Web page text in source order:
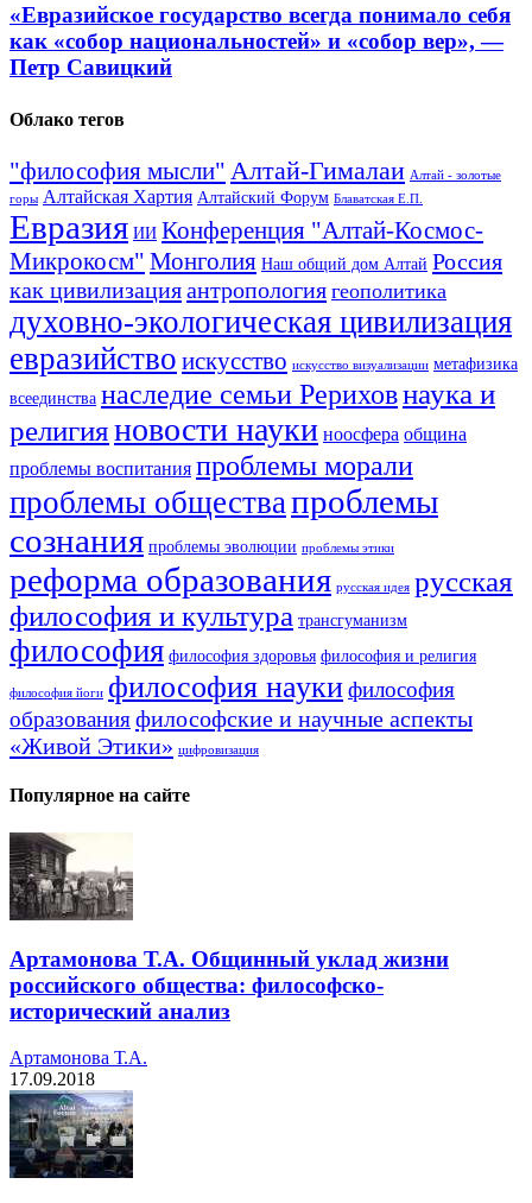
«Евразийское государство всегда понимало себя
как «собор национальностей» и «собор вер», —
Петр Савицкий
Облако тегов
"философия мысли" Алтай-Гималаи Алтай - золотые
горы Алтайская Хартия Алтайский Форум Блаватская Е.П.
Евразия ИИ Конференция "Алтай-Космос-
Микрокосм" Монголия Наш общий дом Алтай Россия
как цивилизацияантропология геополитика
духовно-экологическая цивилизация
евразийство искусство искусство визуализации метафизика
всеединства наследие семьи Рериховнаука и
религияновости науки ноосфера община
проблемы воспитания проблемы морали
проблемы обществапроблемы
сознания проблемы эволюции проблемы этики
реформа образования русская идея русская
философия и культура трансгуманизм
философия философия здоровья философия и религия
философия йоги философия наукифилософия
образованияфилософские и научные аспекты
«Живой Этики» цифровизация
Популярное на сайте
Артамонова Т.А. Общинный уклад жизни
российского общества: философско-
исторический анализ
Артамонова Т.А.
17.09.2018